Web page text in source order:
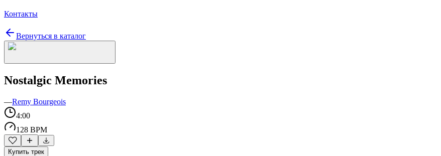
Контакты
Вернуться в каталог
Nostalgic Memories
—Remy Bourgeois
4:00
128 BPM
Купить трек